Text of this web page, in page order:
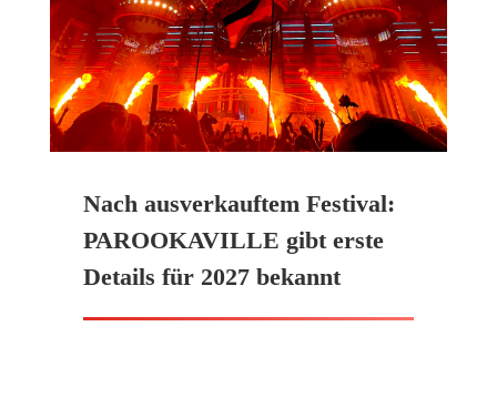
Nach ausverkauftem Festival:
PAROOKAVILLE gibt erste
Details für 2027 bekannt